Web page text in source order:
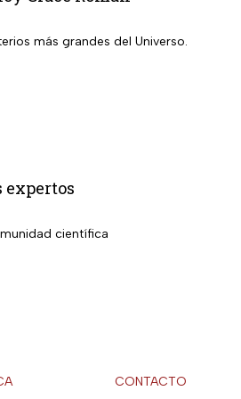
más grandes del Universo.
expertos
científica
CONTACTO